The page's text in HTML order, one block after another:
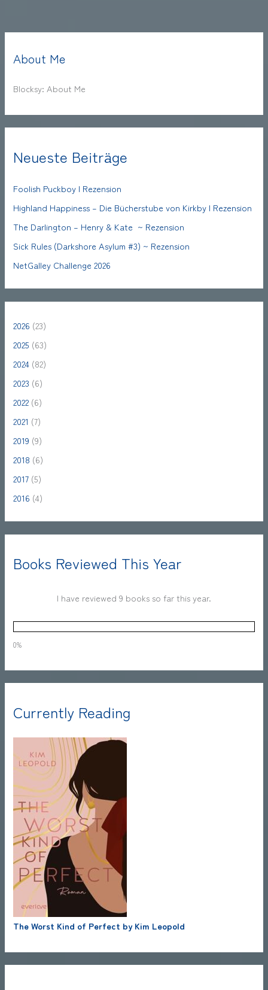
About Me
Blocksy: About Me
Neueste Beiträge
Foolish Puckboy | Rezension
Highland Happiness – Die Bücherstube von Kirkby | Rezension
The Darlington – Henry & Kate ~ Rezension
Sick Rules (Darkshore Asylum #3) ~ Rezension
NetGalley Challenge 2026
2026 (23)
2025 (63)
2024 (82)
2023 (6)
2022 (6)
2021 (7)
2019 (9)
2018 (6)
2017 (5)
2016 (4)
Books Reviewed This Year
I have reviewed 9 books so far this year.
0%
Currently Reading
The Worst Kind of Perfect by Kim Leopold